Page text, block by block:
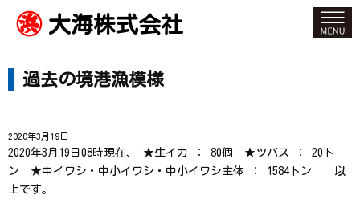
大海株式会社
過去の境港漁模様
2020年3月19日
2020年3月19日08時現在、 ★生イカ ： 80個 ★ツバス ： 20ト
ン ★中イワシ・中小イワシ・中小イワシ主体 ： 1584トン 以
上です。